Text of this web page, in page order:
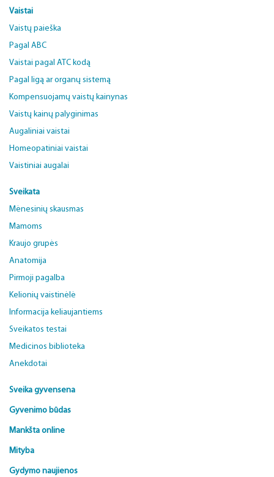
Vaistai
Vaistų paieška
Pagal ABC
Vaistai pagal ATC kodą
Pagal ligą ar organų sistemą
Kompensuojamų vaistų kainynas
Vaistų kainų palyginimas
Augaliniai vaistai
Homeopatiniai vaistai
Vaistiniai augalai
Sveikata
Mėnesinių skausmas
Mamoms
Kraujo grupės
Anatomija
Pirmoji pagalba
Kelionių vaistinėlė
Informacija keliaujantiems
Sveikatos testai
Medicinos biblioteka
Anekdotai
Sveika gyvensena
Gyvenimo būdas
Mankšta online
Mityba
Gydymo naujienos